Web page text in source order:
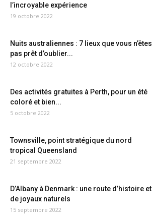
l’incroyable expérience
19 octobre 2022
Nuits australiennes : 7 lieux que vous n’êtes
pas prêt d’oublier...
12 octobre 2022
Des activités gratuites à Perth, pour un été
coloré et bien...
5 octobre 2022
Townsville, point stratégique du nord
tropical Queensland
21 septembre 2022
D’Albany à Denmark : une route d’histoire et
de joyaux naturels
15 septembre 2022